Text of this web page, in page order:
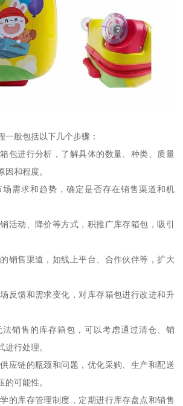
一般包括以下几个步骤：
包进行分析，了解具体的数量、种类、质量
因和程度。
需求和趋势，确定是否存在销售渠道和机
活动、降价等方式，积推广库存箱包，吸引
销售渠道，如线上平台、合作伙伴等，扩大
反馈和需求变化，对库存箱包进行改进和升
销售的库存箱包，可以考虑通过清仓、销
进行处理。
应链的瓶颈和问题，优化采购、生产和配送
的可能性。
的库存管理制度，定期进行库存盘点和销售